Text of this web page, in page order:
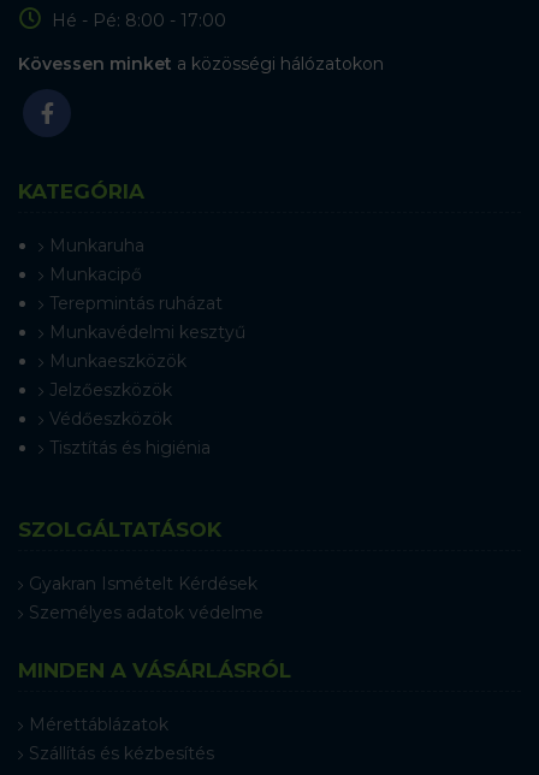
Hé - Pé: 8:00 - 17:00
Kövessen minket a közösségi hálózatokon
KATEGÓRIA
Munkaruha
Munkacipő
Terepmintás ruházat
Munkavédelmi kesztyű
Munkaeszközök
Jelzőeszközök
Védőeszközök
Tisztítás és higiénia
SZOLGÁLTATÁSOK
Gyakran Ismételt Kérdések
Személyes adatok védelme
MINDEN A VÁSÁRLÁSRÓL
Mérettáblázatok
Szállítás és kézbesítés